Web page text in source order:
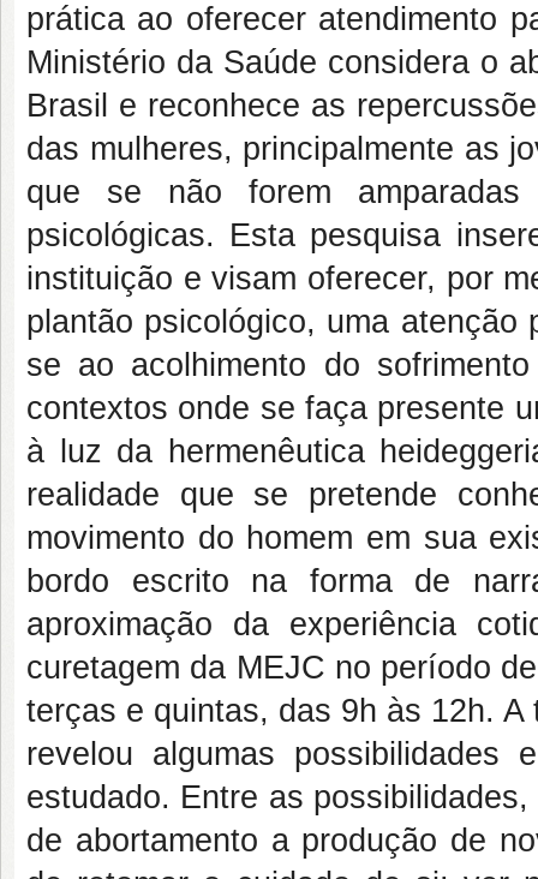
prática ao oferecer atendimento
Ministério da Saúde considera o
Brasil e reconhece as
das mulheres, principalmente as
que se não forem
psicológicas. Esta pesquisa
instituição e visam oferecer, por
plantão psicológico, uma atenção
se ao acolhimento do
contextos onde se faça presente
à luz da hermenêutica
realidade que se pretende
movimento do homem em sua
bordo escrito na forma de
aproximação da experiência
curetagem da MEJC no período
terças e quintas, das 9h às 12h.
revelou algumas
estudado. Entre as
de abortamento a produção de